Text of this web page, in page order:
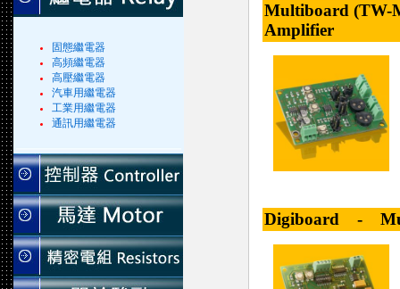
固態繼電器
高頻繼電器
高壓繼電器
汽車用繼電器
工業用繼電器
通訊用繼電器
Multiboard (TW-
Amplifier
Digiboard -